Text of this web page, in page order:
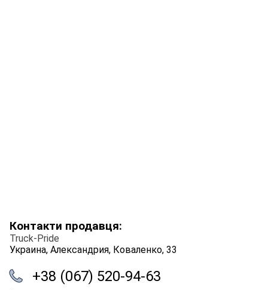
Контакти продавця:
Truck-Pride
Украина, Александрия, Коваленко, 33
+38 (067) 520-94-63